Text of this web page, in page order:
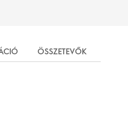
ÖSSZETEVŐK